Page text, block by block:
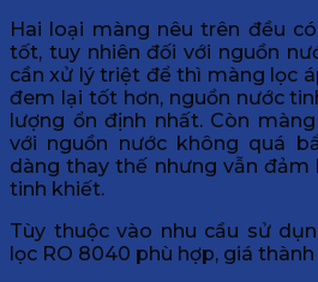
Hai loại màng nêu trên đều
tốt, tuy nhiên đối với nguồn
cần xử lý triệt để thì màng lọc
đem lại tốt hơn, nguồn nước
lượng ổn định nhất. Còn
với nguồn nước không quá
dàng thay thế nhưng vẫn đảm
tinh khiết.
Tùy thuộc vào nhu cầu sử
lọc RO 8040 phù hợp, giá